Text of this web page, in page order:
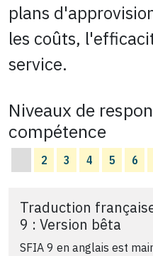
plans
les coûts,
service.
Niveaux de
compétence
2 3 4 5 6
Traduction
9 : Version bêta
SFIA 9 en anglais est